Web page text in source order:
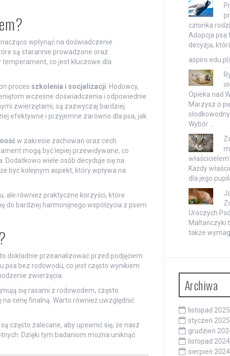
wpłynąć na doświadczenie
są starannie prowadzone oraz
co jest kluczowe dla
proces szkolenia i socjalizacji . Hodowcy,
wczesne doświadczenia i odpowiednie
zwierzętami, są zazwyczaj bardziej
efektywne i przyjemne zarówno dla psa, jak
w zakresie zachowań oraz cech
mogą być lepiej przewidywane, co
Dodatkowo wiele osób decyduje się na
być kolejnym aspekt, który wpływa na
ale również praktyczne korzyści, które
do bardziej harmonijnego współżycia z psem
dokładnie przeanalizować przed podjęciem
psa bez rodowodu, co jest często wynikiem
zwierzęcia.
się rasami z rodowodem, często
cenę finalną. Warto również uwzględnić
często zalecane, aby upewnić się, że nasz
Dzięki tym badaniom można uniknąć
członka
Adopcja psa
decyzja,
Opieka nad
Marzysz o
Wybór …
Każdy
dla jego
Uroczych
Maltańczyki
także
Archiwa
listopad 2025
styczeń 2025
grudzień
listopad 2024
sierpień 2024